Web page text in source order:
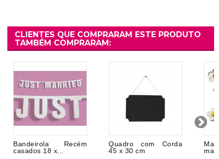
CLIENTES QUE COMPRARAM ESTE PRODUTO
TAMBÉM COMPRARAM:
Bandeirola Recém
casados 18 x...
Quadro com Corda
45 x 30 cm